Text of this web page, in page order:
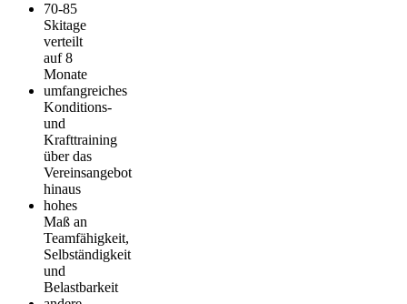
70-85
Skitage
verteilt
auf 8
Monate
umfangreiches
Konditions-
und
Krafttraining
über das
Vereinsangebot
hinaus
hohes
Maß an
Teamfähigkeit,
Selbständigkeit
und
Belastbarkeit